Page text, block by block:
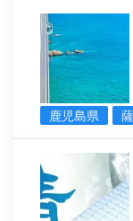
鹿児島県